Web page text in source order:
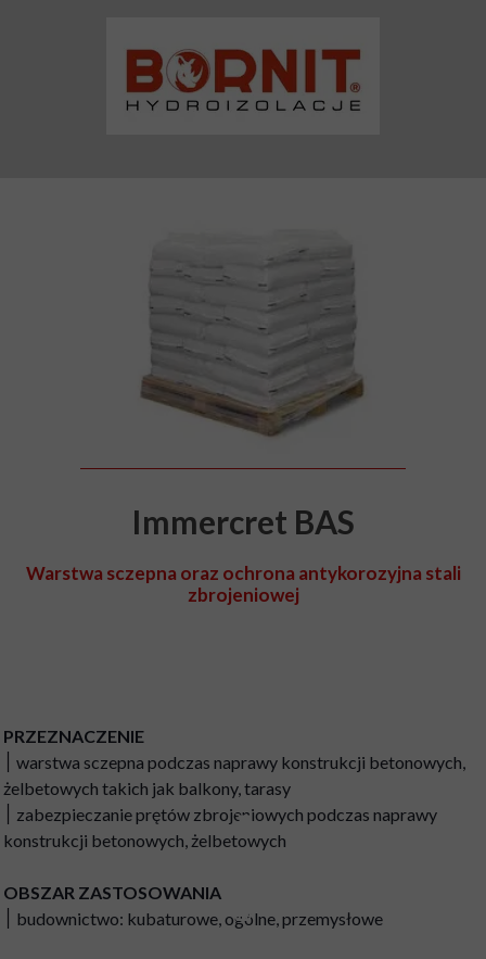
PRZEZNACZENIE
żelbetowych takich jak balkony, tarasy
konstrukcji betonowych, żelbetowych
OBSZAR ZASTOSOWANIA
׀ budownictwo: kubaturowe, ogólne, przemysłowe
Immercret BAS
Warstwa sczepna oraz ochrona antykorozyjna stali
zbrojeniowej